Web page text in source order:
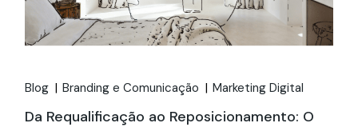
Blog Branding e Comunicação Marketing Digital
Da Requalificação ao Reposicionamento: O